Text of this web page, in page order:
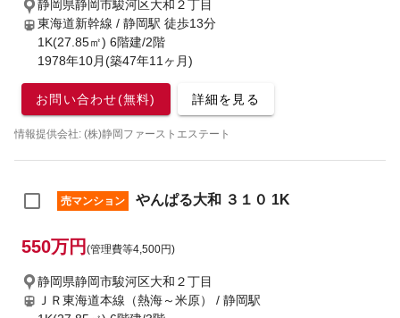
静岡県静岡市駿河区大和２丁目
東海道新幹線 / 静岡駅 徒歩13分
1K(27.85㎡) 6階建/2階
1978年10月(築47年11ヶ月)
お問い合わせ(無料) 詳細を見る
情報提供会社: (株)静岡ファーストエステート
売マンション やんぱる大和 ３１０ 1K
550万円 (管理費等4,500円)
静岡県静岡市駿河区大和２丁目
ＪＲ東海道本線（熱海～米原） / 静岡駅